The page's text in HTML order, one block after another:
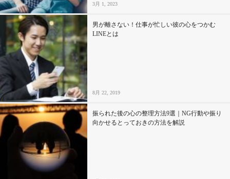
3月 1, 2023
男が離さない！仕事が忙しい彼の心をつかむ
LINEとは
8月 22, 2019
振られた後の心の整理方法9選｜NG行動や振り
向かせるとっておきの方法を解説